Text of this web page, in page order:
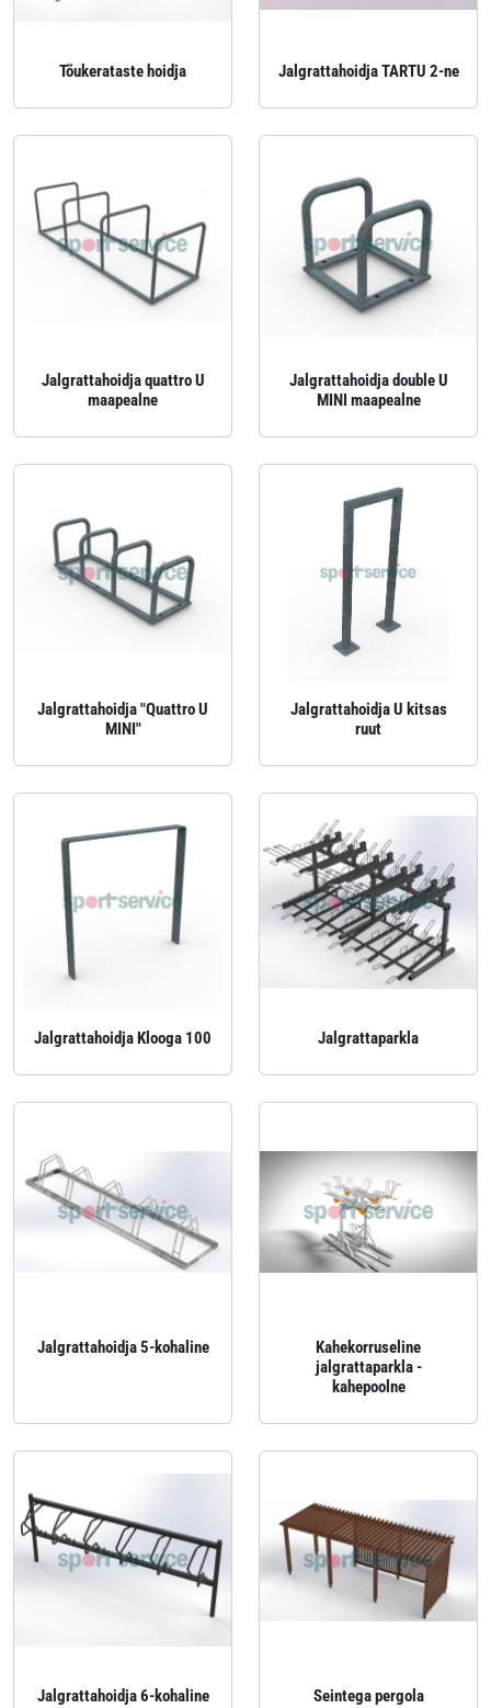
Tõukerataste hoidja Jalgrattahoidja TARTU 2-ne
Jalgrattahoidja quattro U
maapealne
Jalgrattahoidja double U
MINI maapealne
Jalgrattahoidja "Quattro U
MINI"
Jalgrattahoidja U kitsas
ruut
Jalgrattahoidja Klooga 100 Jalgrattaparkla
Jalgrattahoidja 5-kohaline
Kahekorruseline
jalgrattaparkla -
kahepoolne
Jalgrattahoidja 6-kohaline Seintega pergola